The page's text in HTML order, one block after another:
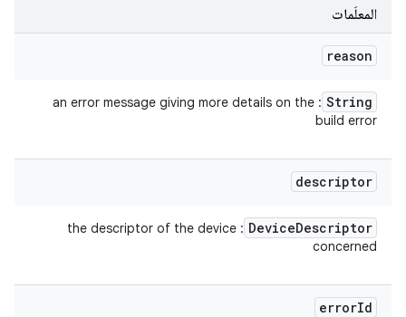
المعلَمات
reason
String
: an error message giving more details on the
build error
descriptor
DeviceDescriptor
: the descriptor of the device
concerned
errorId